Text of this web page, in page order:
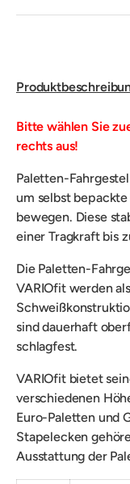
Bitte wählen Sie
rechts aus!
Paletten-
um selbst
bewegen. Diese
einer Tragkraft bis
Die Paletten-
VARIOfit werden
sinddauerhaft
schlagfest.
VARIOfit bietet
verschiedenen
Euro-Paletten und
Stapelecken
Ausstattung der